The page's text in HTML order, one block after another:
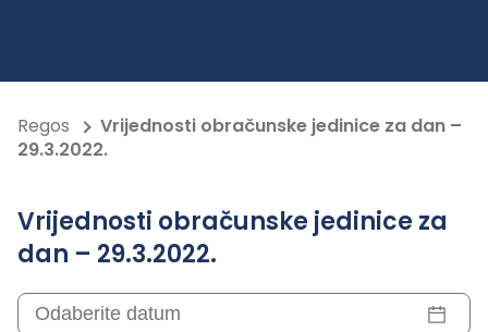
Regos
Vrijednosti obračunske jedinice za dan –
29.3.2022.
Vrijednosti obračunske jedinice za
dan – 29.3.2022.